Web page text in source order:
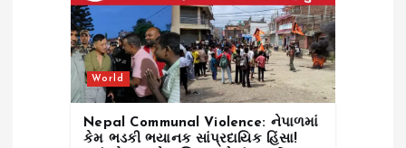
World
Nepal Communal Violence: નેપાળમાં
કેમ ભડકી ભયાનક સાંપ્રદાયિક હિંસા!